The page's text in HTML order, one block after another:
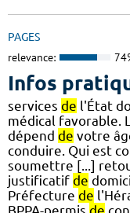
PAGES
relevance:
Infos
services de l'État
médical favorable.
dépend de votre
conduire. Qui est
soumettre [...]
justificatif de
Préfecture de